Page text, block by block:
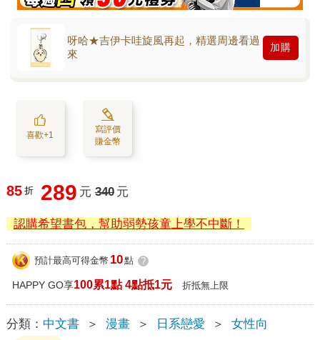
呀哈★吉伊卡哇旋風再起，精選周邊看過
來
加購
喜歡+1
寫評價
賺金幣
85 折 289 元 340 元
認購希望書包，幫助弱勢孩童上學不中斷！
預計最高可得金幣 10點 ?
HAPPY GO享100累1點 4點抵1元 折抵無上限
分類： 中文書 ＞ 漫畫 ＞ 日系戀愛 ＞ 女性向